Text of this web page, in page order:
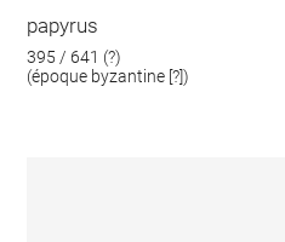
papyrus
395 / 641 (?)
(époque byzantine [?])